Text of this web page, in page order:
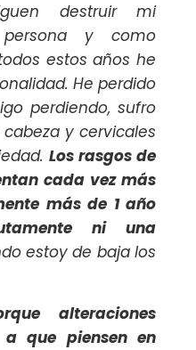
destruir mi
y como
estos años he
He perdido
perdiendo, sufro
y cervicales
Los rasgos de
cada vez más
más de 1 año
ni una
estoy de baja los
alteraciones
a que piensen en